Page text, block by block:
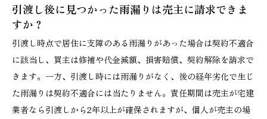
引渡し後に見つかった雨漏りは売主に請求できま
すか？
引渡し時点で居住に支障のある雨漏りがあった場合は契約不適合
に該当し、買主は修補や代金減額、損害賠償、契約解除を請求で
きます。一方、引渡し時には雨漏りがなく、後の経年劣化で生じ
た雨漏りは契約不適合には当たりません。責任期間は売主が宅建
業者なら引渡しから2年以上が確保されますが、個人が売主の場